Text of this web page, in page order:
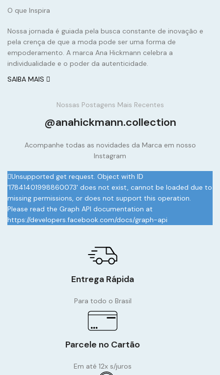
O que Inspira
Nossa jornada é guiada pela busca constante de inovação e
pela crença de que a moda pode ser uma forma de
empoderamento. A marca Ana Hickmann celebra a
individualidade e o poder da autenticidade.
SAIBA MAIS
Nossas Postagens Mais Recentes
@anahickmann.collection
Acompanhe todas as novidades da Marca em nosso
Instagram
Unsupported get request. Object with ID
'17841401998860073' does not exist, cannot be loaded due to
missing permissions, or does not support this operation.
Please read the Graph API documentation at
https://developers.facebook.com/docs/graph-api
Entrega Rápida
Para todo o Brasil
Parcele no Cartão
Em até 12x s/juros